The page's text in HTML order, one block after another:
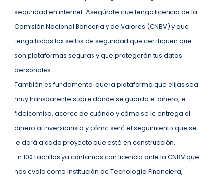
seguridad en internet. Asegúrate que tenga licencia de la
Comisión Nacional Bancaria y de Valores (CNBV) y que
tenga todos los sellos de seguridad que certifiquen que
son plataformas seguras y que protegerán tus datos
personales.
También es fundamental que la plataforma que elijas sea
muy transparente sobre dónde se guarda el dinero, el
fideicomiso, acerca de cuándo y cómo se le entrega el
dinero al inversionista y cómo será el seguimiento que se
le dará a cada proyecto que esté en construcción.
En 100 Ladrillos ya contamos con licencia ante la CNBV que
nos avala como Institución de Tecnología Financiera,